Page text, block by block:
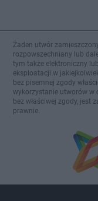
Żaden utwór
rozpowszechniany lub
tym także elektroniczny
eksploatacji w
bez pisemnej zgody
wykorzystanie utworów w
bez właściwej zgody, jest
prawnie.